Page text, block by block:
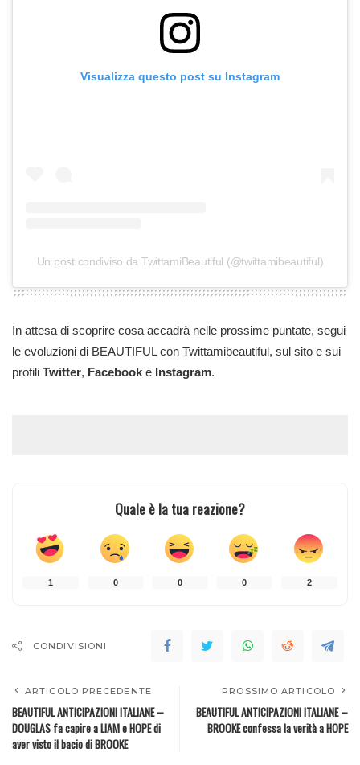
Visualizza questo post su Instagram
Un post condiviso da TwittamiBeautiful (@twittamibeautiful)
In attesa di scoprire cosa accadrà nelle prossime puntate, segui
le evoluzioni di BEAUTIFUL con Twittamibeautiful, sul sito e sui
profili Twitter, Facebook e Instagram.
Quale è la tua reazione?
1 0 0 0 2
CONDIVISIONI
ARTICOLO PRECEDENTE
BEAUTIFUL ANTICIPAZIONI ITALIANE –
DOUGLAS fa capire a LIAM e HOPE di
aver visto il bacio di BROOKE
PROSSIMO ARTICOLO
BEAUTIFUL ANTICIPAZIONI ITALIANE –
BROOKE confessa la verità a HOPE